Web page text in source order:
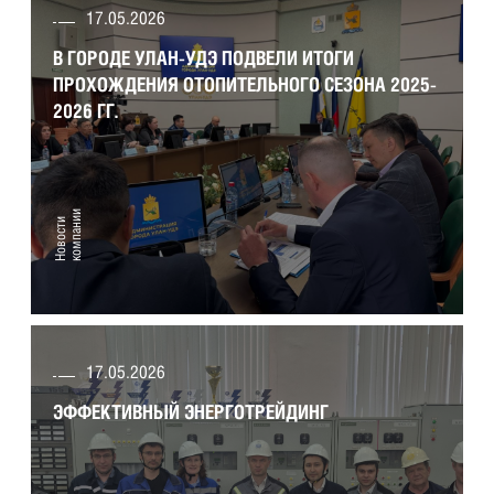
17.05.2026
В ГОРОДЕ УЛАН-УДЭ ПОДВЕЛИ ИТОГИ
ПРОХОЖДЕНИЯ ОТОПИТЕЛЬНОГО СЕЗОНА 2025-
2026 ГГ.
Н
о
в
о
с
т
и
к
о
м
п
а
н
ии
17.05.2026
ЭФФЕКТИВНЫЙ ЭНЕРГОТРЕЙДИНГ